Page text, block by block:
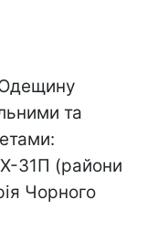
Одещину
та
31П (райони
Чорного